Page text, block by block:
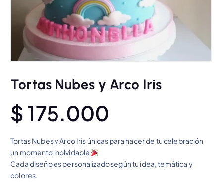
Tortas Nubes y Arco Iris
$175.000
Tortas Nubes y Arco Iris únicas para hacer de tu celebración
un momento inolvidable
Cada diseño es personalizado según tu idea, temática y
colores.